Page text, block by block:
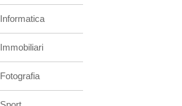
Informatica
Immobiliari
Fotografia